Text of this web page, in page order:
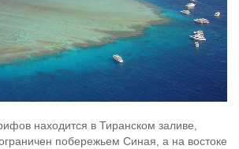
находится в Тиранском заливе,
побережьем Синая, а на востоке